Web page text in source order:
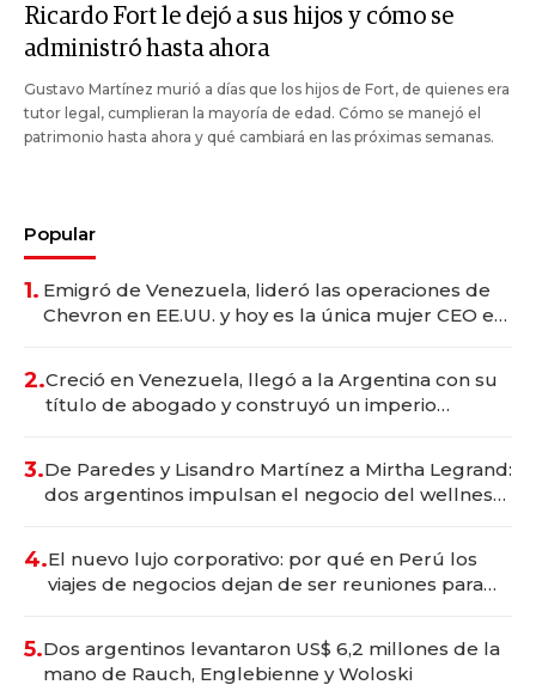
Ricardo Fort le dejó a sus hijos y cómo se
administró hasta ahora
Gustavo Martínez murió a días que los hijos de Fort, de quienes era
tutor legal, cumplieran la mayoría de edad. Cómo se manejó el
patrimonio hasta ahora y qué cambiará en las próximas semanas.
Popular
1. Emigró de Venezuela, lideró las operaciones de
Chevron en EE.UU. y hoy es la única mujer CEO en
2.Creció en Venezuela, llegó a la Argentina con su
título de abogado y construyó un imperio
3.De Paredes y Lisandro Martínez a Mirtha Legrand:
dos argentinos impulsan el negocio del wellness
4.El nuevo lujo corporativo: por qué en Perú los
viajes de negocios dejan de ser reuniones para
5.Dos argentinos levantaron US$ 6,2 millones de la
mano de Rauch, Englebienne y Woloski